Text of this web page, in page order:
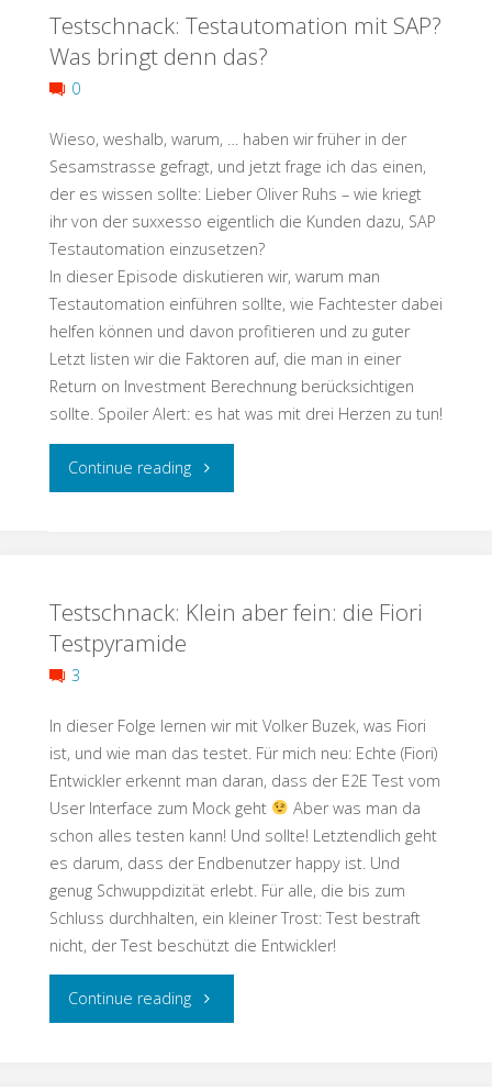
Test
Tool
dank
Konzeption"
Testschnack: Testautomation mit SAP?
Was bringt denn das?
0
Wieso, weshalb, warum, … haben wir früher in der
Sesamstrasse gefragt, und jetzt frage ich das einen,
der es wissen sollte: Lieber Oliver Ruhs – wie kriegt
ihr von der suxxesso eigentlich die Kunden dazu, SAP
Testautomation einzusetzen?
In dieser Episode diskutieren wir, warum man
Testautomation einführen sollte, wie Fachtester dabei
helfen können und davon profitieren und zu guter
Letzt listen wir die Faktoren auf, die man in einer
Return on Investment Berechnung berücksichtigen
sollte. Spoiler Alert: es hat was mit drei Herzen zu tun!
Continue reading"Testschnack:
SAP?
denn
Testschnack: Klein aber fein: die Fiori
Testpyramide
3
In dieser Folge lernen wir mit Volker Buzek, was Fiori
ist, und wie man das testet. Für mich neu: Echte (Fiori)
Entwickler erkennt man daran, dass der E2E Test vom
User Interface zum Mock geht
Aber was man da
schon alles testen kann! Und sollte! Letztendlich geht
es darum, dass der Endbenutzer happy ist. Und
genug Schwuppdizität erlebt. Für alle, die bis zum
Schluss durchhalten, ein kleiner Trost: Test bestraft
nicht, der Test beschützt die Entwickler!
Continue reading"Testschnack: